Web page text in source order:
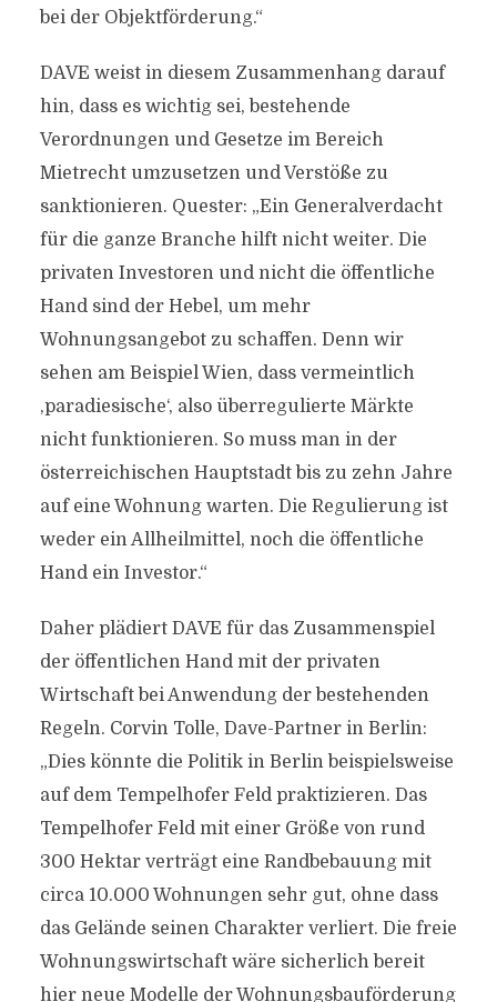
bei der Objektförderung.“
DAVE weist in diesem Zusammenhang darauf
hin, dass es wichtig sei, bestehende
Verordnungen und Gesetze im Bereich
Mietrecht umzusetzen und Verstöße zu
sanktionieren. Quester: „Ein Generalverdacht
für die ganze Branche hilft nicht weiter. Die
privaten Investoren und nicht die öffentliche
Hand sind der Hebel, um mehr
Wohnungsangebot zu schaffen. Denn wir
sehen am Beispiel Wien, dass vermeintlich
,paradiesische‘, also überregulierte Märkte
nicht funktionieren. So muss man in der
österreichischen Hauptstadt bis zu zehn Jahre
auf eine Wohnung warten. Die Regulierung ist
weder ein Allheilmittel, noch die öffentliche
Hand ein Investor.“
Daher plädiert DAVE für das Zusammenspiel
der öffentlichen Hand mit der privaten
Wirtschaft bei Anwendung der bestehenden
Regeln. Corvin Tolle, Dave-Partner in Berlin:
„Dies könnte die Politik in Berlin beispielsweise
auf dem Tempelhofer Feld praktizieren. Das
Tempelhofer Feld mit einer Größe von rund
300 Hektar verträgt eine Randbebauung mit
circa 10.000 Wohnungen sehr gut, ohne dass
das Gelände seinen Charakter verliert. Die freie
Wohnungswirtschaft wäre sicherlich bereit
hier neue Modelle der Wohnungsbauförderung